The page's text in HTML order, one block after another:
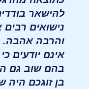
להישאר
נישואים
והרבה אהבה.
אינם יודעים
בהם שוב גם
בן זוגכם